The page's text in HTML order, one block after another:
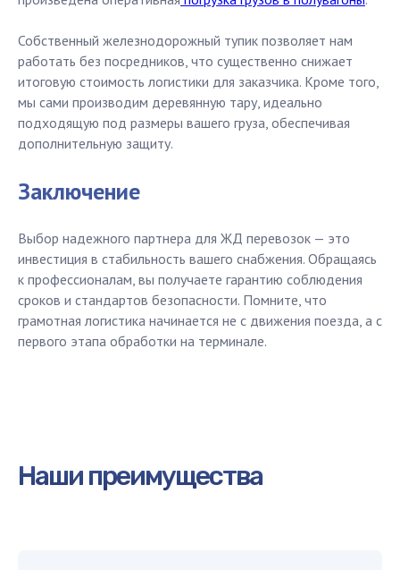
Собственный железнодорожный тупик позволяет нам
работать без посредников, что существенно снижает
итоговую стоимость логистики для заказчика. Кроме того,
мы сами производим деревянную тару, идеально
подходящую под размеры вашего груза, обеспечивая
дополнительную защиту.
Заключение
Выбор надежного партнера для ЖД перевозок — это
инвестиция в стабильность вашего снабжения. Обращаясь
к профессионалам, вы получаете гарантию соблюдения
сроков и стандартов безопасности. Помните, что
грамотная логистика начинается не с движения поезда, а с
первого этапа обработки на терминале.
Наши преимущества